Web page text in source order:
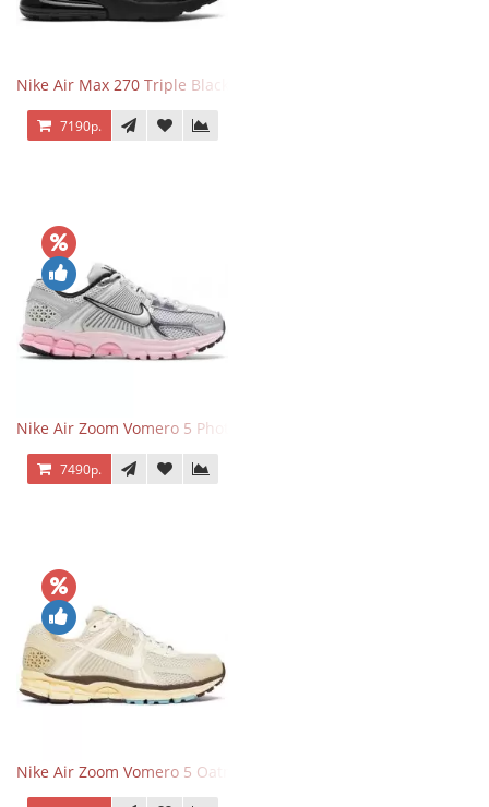
Nike Air Max 270 Triple Black
7190р.
Nike Air Zoom Vomero 5 Photon Dust Pink Foam
7490р.
Nike Air Zoom Vomero 5 Oatmeal